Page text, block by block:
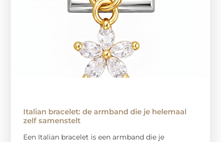
Italian bracelet: de armband die je helemaal
zelf samenstelt
Een Italian bracelet is een armband die je